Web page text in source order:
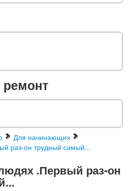
ремонт
Для начинающих
раз-он трудный самый...
.Первый раз-он